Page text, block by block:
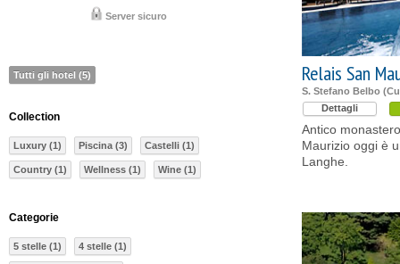
Relais San
S. Stefano Belbo
Dettagli
Antico
Maurizio oggi è
Langhe.
Server sicuro
Tutti gli hotel (5)
Collection
Luxury (1) Piscina (3) Castelli (1)
Country (1) Wellness (1) Wine (1)
Categorie
5 stelle (1) 4 stelle (1)